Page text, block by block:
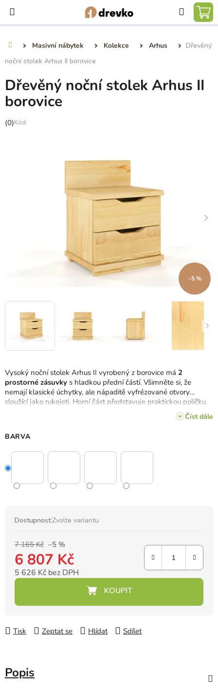
obsah
Hledat
Masivní nábytek Kolekce Arhus
Dřevěný
noční stolek Arhus II borovice
Vysoký noční stolek Arhus II vyrobený z borovice má 2
prostorné zásuvky s hladkou přední částí. Všimněte si, že
nemají klasické úchytky, ale nápaditě vyfrézované otvory
sloužící jako rukojeti. Horní část představuje praktickou poličku,
Číst dále
BARVA
Dostupnost:Zvolte variantu
7 165 Kč –5 %
6 807 Kč
5 626 Kč bez DPH
Tisk Zeptat se Hlídat Sdílet
Dřevěný noční stolek Arhus II
borovice
Průměrné
(0)
–5 %
Popis